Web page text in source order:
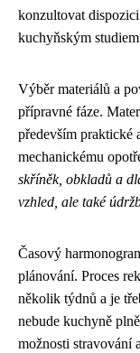
konzultovat
kuchyňským
Výběr materiálů a
přípravné fáze.
především praktické
mechanickému
skříněk, obkladů a
vzhled, ale také
Časový
plánování. Proces
několik týdnů a je
nebude kuchyně
možnosti stravování